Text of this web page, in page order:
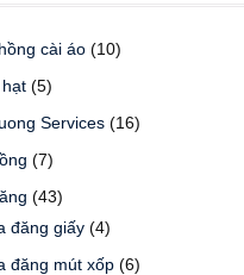
cài áo (10)
(5)
Services (16)
(7)
(43)
đăng giấy (4)
đăng mút xốp (6)